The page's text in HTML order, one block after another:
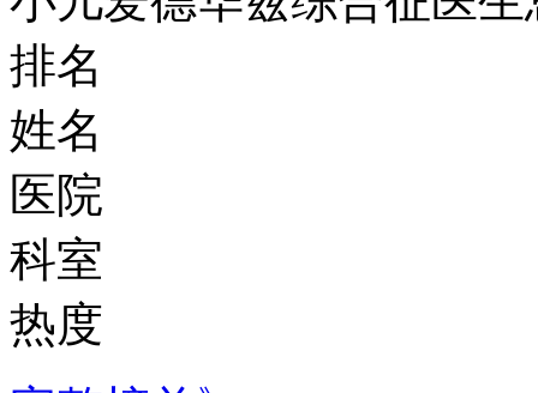
排名
姓名
医院
科室
热度